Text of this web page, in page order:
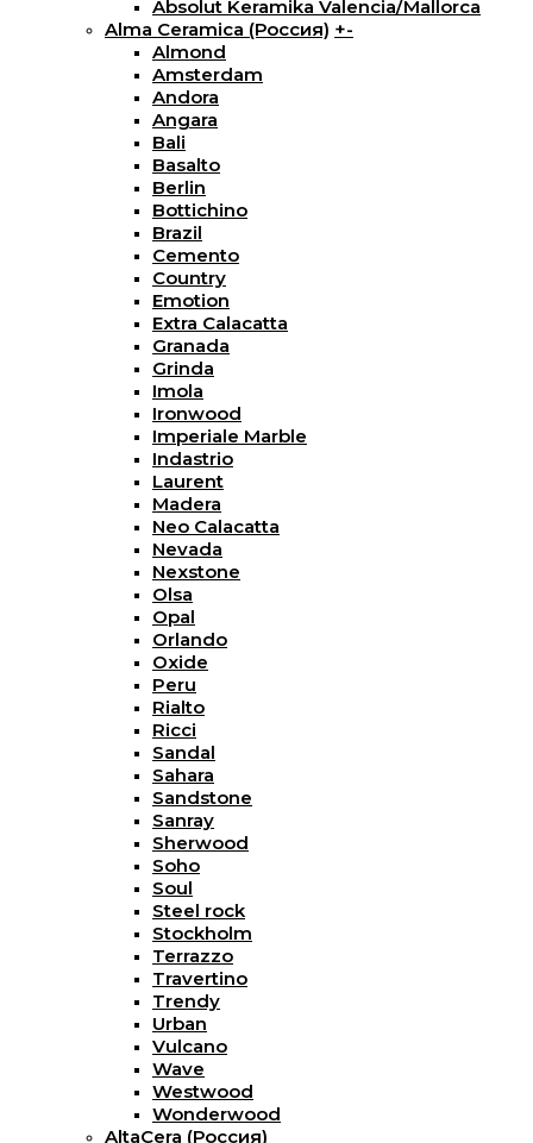
Absolut Keramika Valencia/Mallorca
Alma Ceramica (Россия) +-
Almond
Amsterdam
Andora
Angara
Bali
Basalto
Berlin
Bottichino
Brazil
Cemento
Country
Emotion
Extra Calacatta
Granada
Grinda
Imola
Ironwood
Imperiale Marble
Indastrio
Laurent
Madera
Neo Calacatta
Nevada
Nexstone
Olsa
Opal
Orlando
Oxide
Peru
Rialto
Ricci
Sandal
Sahara
Sandstone
Sanray
Sherwood
Soho
Soul
Steel rock
Stockholm
Terrazzo
Travertino
Trendy
Urban
Vulcano
Wave
Westwood
Wonderwood
AltaCera (Россия)